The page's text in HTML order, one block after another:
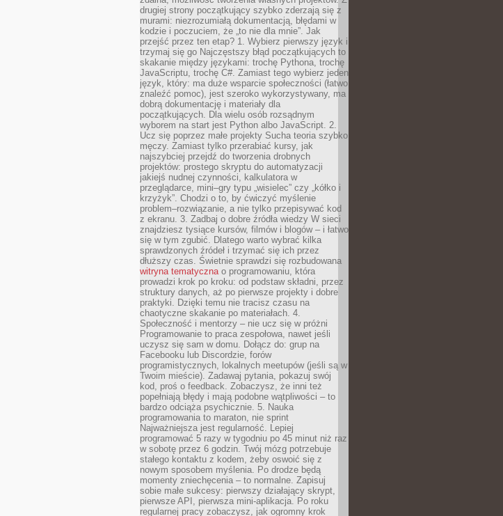
drugiej strony początkujący szybko zderzają się z
murami: niezrozumiałą dokumentacją, błędami w
kodzie i poczuciem, że „to nie dla mnie”. Jak
przejść przez ten etap? 1. Wybierz pierwszy język i
trzymaj się go Najczęstszy błąd początkujących to
skakanie między językami: trochę Pythona, trochę
JavaScriptu, trochę C#. Zamiast tego wybierz jeden
język, który: ma duże wsparcie społeczności (łatwo
znaleźć pomoc), jest szeroko wykorzystywany, ma
dobrą dokumentację i materiały dla
początkujących. Dla wielu osób rozsądnym
wyborem na start jest Python albo JavaScript. 2.
Ucz się poprzez małe projekty Sucha teoria szybko
męczy. Zamiast tylko przerabiać kursy, jak
najszybciej przejdź do tworzenia drobnych
projektów: prostego skryptu do automatyzacji
jakiejś nudnej czynności, kalkulatora w
przeglądarce, mini–gry typu „wisielec” czy „kółko i
krzyżyk”. Chodzi o to, by ćwiczyć myślenie
problem–rozwiązanie, a nie tylko przepisywać kod
z ekranu. 3. Zadbaj o dobre źródła wiedzy W sieci
znajdziesz tysiące kursów, filmów i blogów – i łatwo
się w tym zgubić. Dlatego warto wybrać kilka
sprawdzonych źródeł i trzymać się ich przez
dłuższy czas. Świetnie sprawdzi się rozbudowana
witryna tematycznao programowaniu, która
prowadzi krok po kroku: od podstaw składni, przez
struktury danych, aż po pierwsze projekty i dobre
praktyki. Dzięki temu nie tracisz czasu na
chaotyczne skakanie po materiałach. 4.
Społeczność i mentorzy – nie ucz się w próżni
Programowanie to praca zespołowa, nawet jeśli
uczysz się sam w domu. Dołącz do: grup na
Facebooku lub Discordzie, forów
programistycznych, lokalnych meetupów (jeśli są w
Twoim mieście). Zadawaj pytania, pokazuj swój
kod, proś o feedback. Zobaczysz, że inni też
popełniają błędy i mają podobne wątpliwości – to
bardzo odciąża psychicznie. 5. Nauka
programowania to maraton, nie sprint
Najważniejsza jest regularność. Lepiej
programować 5 razy w tygodniu po 45 minut niż raz
w sobotę przez 6 godzin. Twój mózg potrzebuje
stałego kontaktu z kodem, żeby oswoić się z
nowym sposobem myślenia. Po drodze będą
momenty zniechęcenia – to normalne. Zapisuj
sobie małe sukcesy: pierwszy działający skrypt,
pierwsze API, pierwsza mini-aplikacja. Po roku
regularnej pracy zobaczysz, jak ogromny krok